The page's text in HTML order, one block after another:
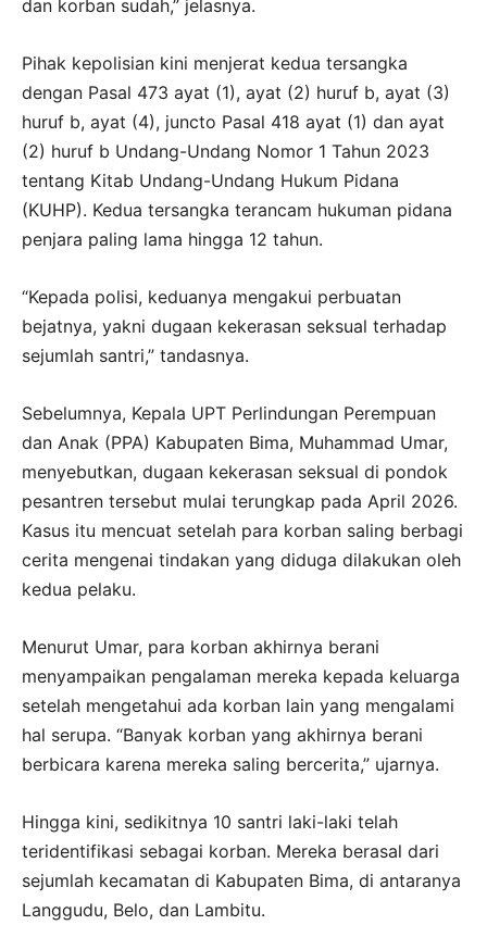
dan korban sudah,” jelasnya.
Pihak kepolisian kini menjerat kedua tersangka
dengan Pasal 473 ayat (1), ayat (2) huruf b, ayat (3)
huruf b, ayat (4), juncto Pasal 418 ayat (1) dan ayat
(2) huruf b Undang-Undang Nomor 1 Tahun 2023
tentang Kitab Undang-Undang Hukum Pidana
(KUHP). Kedua tersangka terancam hukuman pidana
penjara paling lama hingga 12 tahun.
“Kepada polisi, keduanya mengakui perbuatan
bejatnya, yakni dugaan kekerasan seksual terhadap
sejumlah santri,” tandasnya.
Sebelumnya, Kepala UPT Perlindungan Perempuan
dan Anak (PPA) Kabupaten Bima, Muhammad Umar,
menyebutkan, dugaan kekerasan seksual di pondok
pesantren tersebut mulai terungkap pada April 2026.
Kasus itu mencuat setelah para korban saling berbagi
cerita mengenai tindakan yang diduga dilakukan oleh
kedua pelaku.
Menurut Umar, para korban akhirnya berani
menyampaikan pengalaman mereka kepada keluarga
setelah mengetahui ada korban lain yang mengalami
hal serupa. “Banyak korban yang akhirnya berani
berbicara karena mereka saling bercerita,” ujarnya.
Hingga kini, sedikitnya 10 santri laki-laki telah
teridentifikasi sebagai korban. Mereka berasal dari
sejumlah kecamatan di Kabupaten Bima, di antaranya
Langgudu, Belo, dan Lambitu.